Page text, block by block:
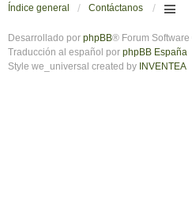
Índice general Contáctanos
Desarrollado por phpBB® Forum
Traducción al español por phpBB España
Style we_universal created by INVENTEA